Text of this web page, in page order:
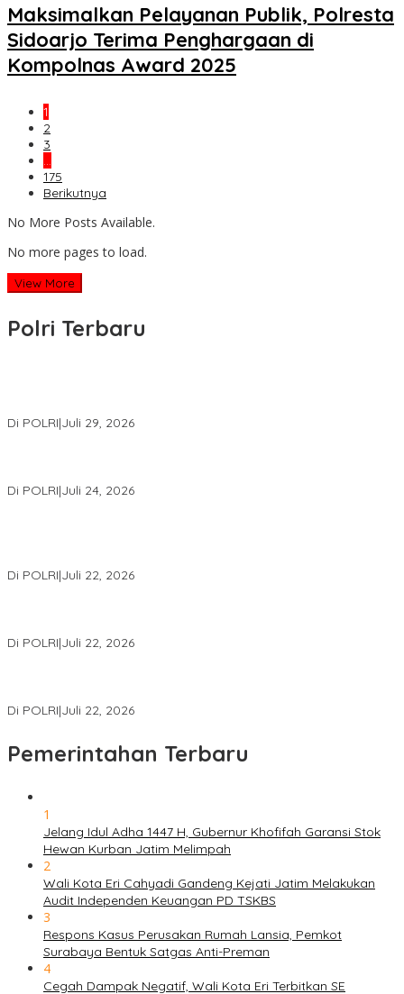
Maksimalkan Pelayanan Publik, Polresta
Sidoarjo Terima Penghargaan di
Kompolnas Award 2025
1
2
3
…
175
Berikutnya
No More Posts Available.
No more pages to load.
View More
Polri Terbaru
Di POLRI|Juli 29, 2026
Di POLRI|Juli 24, 2026
Di POLRI|Juli 22, 2026
Di POLRI|Juli 22, 2026
Di POLRI|Juli 22, 2026
Pemerintahan Terbaru
1
Jelang Idul Adha 1447 H, Gubernur Khofifah Garansi Stok
Hewan Kurban Jatim Melimpah
2
Wali Kota Eri Cahyadi Gandeng Kejati Jatim Melakukan
Audit Independen Keuangan PD TSKBS
3
Respons Kasus Perusakan Rumah Lansia, Pemkot
Surabaya Bentuk Satgas Anti-Preman
4
Cegah Dampak Negatif, Wali Kota Eri Terbitkan SE